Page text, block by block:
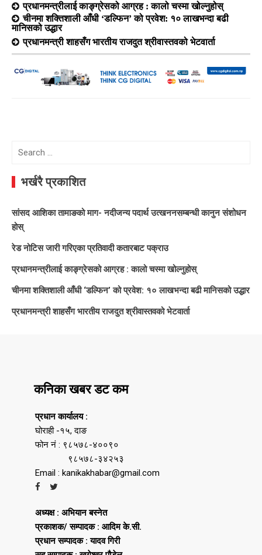
प्रधानमन्त्रीलाई काङ्ग्रेसको आग्रह : कालो चस्मा खोल्नुहोस्
चीनमा शक्तिशाली आँधी ‘डल्फिन’ को प्रवेश: १० लाखभन्दा बढी
मानिसको उद्धार
प्रधानमन्त्री शाहसँग भारतीय राजदुत श्रीवास्तवको भेटवार्ता
Search
भर्खरै प्रकाशित
सांसद आशिका तामाङको माग- नदीजन्य पदार्थ उत्खननसम्बन्धी कानुन संशोधन
होस्
रेड नोटिस जारी गरिएका प्रतिवादी कतारबाट पक्राउ
प्रधानमन्त्रीलाई काङ्ग्रेसको आग्रह : कालो चस्मा खोल्नुहोस्
चीनमा शक्तिशाली आँधी ‘डल्फिन’ को प्रवेश: १० लाखभन्दा बढी मानिसको उद्धार
प्रधानमन्त्री शाहसँग भारतीय राजदुत श्रीवास्तवको भेटवार्ता
कनिका खबर डट कम
प्रधान कार्यालय :
घोराही -१५, दाङ
फोन नं : ९८५७८-४००९०
९८५७८-३४२५३
Email : kanikakhabar@gmail.com
अध्यक्ष : अभियान बस्नेत
प्रकाशक/ सम्पादक : आदिम के.सी.
प्रधान सम्पादक : यादव गिरी